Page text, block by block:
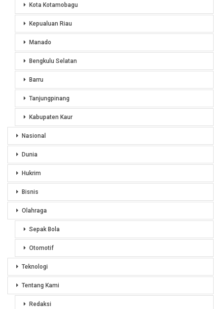
Kota Kotamobagu
Kepualuan Riau
Manado
Bengkulu Selatan
Barru
Tanjungpinang
Kabupaten Kaur
Nasional
Dunia
Hukrim
Bisnis
Olahraga
Sepak Bola
Otomotif
Teknologi
Tentang Kami
Redaksi